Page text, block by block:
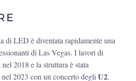
di LED è diventata rapidamente una
di Las Vegas. I lavori di
2018 e la struttura è stata
2023 con un concerto degli U2.